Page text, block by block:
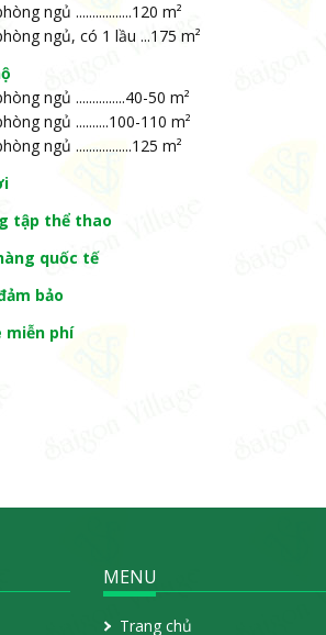
ngủ .................120 m²
ngủ, có 1 lầu ...175 m²
ngủ ...............40-50 m²
ngủ ..........100-110 m²
ngủ .................125 m²
tập thể thao
quốc tế
bảo
miễn phí
MENU
Trang chủ